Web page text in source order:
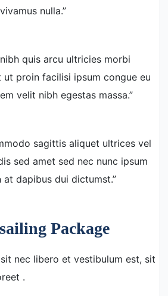
nulla.”
quis arcu ultricies morbi
proin facilisi ipsum congue eu
velit nibh egestas massa.”
sagittis aliquet ultrices vel
sed amet sed nec nunc ipsum
dapibus dui dictumst.”
Package
nec libero et vestibulum est, sit
.